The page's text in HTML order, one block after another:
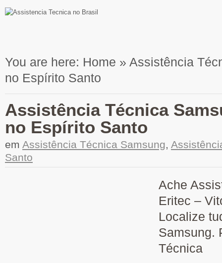
You are here: Home » Assistência
no Espírito Santo
Assistência Técnica
no Espírito Santo
em Assistência Técnica Samsung,
Santo
Ache
Eritec –
Localize
Samsung.
Técnica